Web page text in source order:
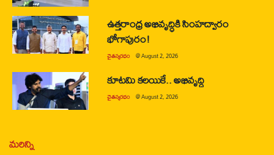
ఉత్తరాంధ్ర అభివృద్ధికి సింహద్వారం
భోగాపురం!
చైతన్యరధం @August 2, 2026
కూటమి కలయికే.. అభివృద్ధి
చైతన్యరధం @August 2, 2026
మరిన్ని